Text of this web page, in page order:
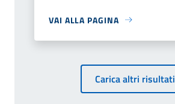
VAI ALLA PAGINA
Carica altri risultati